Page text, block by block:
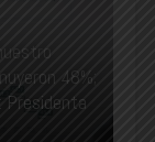
48%;
Presidenta